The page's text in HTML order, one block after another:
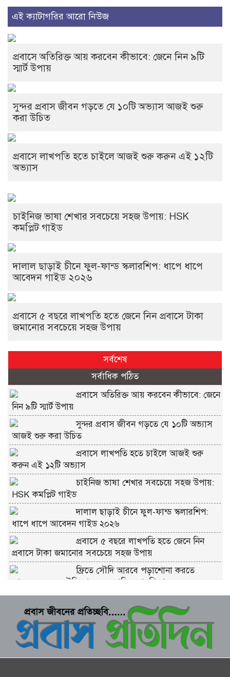
এই ক্যাটাগরির আরো নিউজ
প্রবাসে অতিরিক্ত আয় করবেন কীভাবে: জেনে নিন ৯টি
স্মার্ট উপায়
সুন্দর প্রবাস জীবন গড়তে যে ১০টি অভ্যাস আজই শুরু
করা উচিত
প্রবাসে লাখপতি হতে চাইলে আজই শুরু করুন এই ১২টি
অভ্যাস
চাইনিজ ভাষা শেখার সবচেয়ে সহজ উপায়: HSK
কমপ্লিট গাইড
দালাল ছাড়াই চীনে ফুল-ফান্ড স্কলারশিপ: ধাপে ধাপে
আবেদন গাইড ২০২৬
প্রবাসে ৫ বছরে লাখপতি হতে জেনে নিন প্রবাসে টাকা
জমানোর সবচেয়ে সহজ উপায়
সর্বশেষ
সর্বাধিক পঠিত
প্রবাসে অতিরিক্ত আয় করবেন কীভাবে: জেনে
নিন ৯টি স্মার্ট উপায়
সুন্দর প্রবাস জীবন গড়তে যে ১০টি অভ্যাস
আজই শুরু করা উচিত
প্রবাসে লাখপতি হতে চাইলে আজই শুরু
করুন এই ১২টি অভ্যাস
চাইনিজ ভাষা শেখার সবচেয়ে সহজ উপায়:
HSK কমপ্লিট গাইড
দালাল ছাড়াই চীনে ফুল-ফান্ড স্কলারশিপ:
ধাপে ধাপে আবেদন গাইড ২০২৬
প্রবাসে ৫ বছরে লাখপতি হতে জেনে নিন
প্রবাসে টাকা জমানোর সবচেয়ে সহজ উপায়
ফ্রিতে সৌদি আরবে পড়াশোনা করতে
আবেদন করুন সৌদি আরব সরকারি স্কলারশিপে
কুরবানীর প্রতিটি পশমে সওয়াব: ইসলাম কী
বলে জানুন
ভাগে কুরবানি দেওয়ার নিয়ম: সবচেয়ে সহজ
ব্যাখ্যা